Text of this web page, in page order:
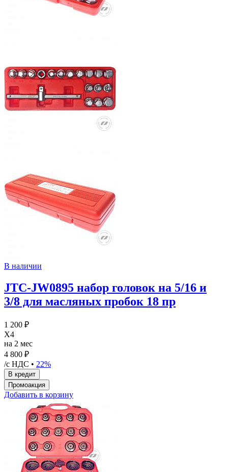
В наличии
JTC-JW0895 набор головок на 5/16 и
3/8 для масляных пробок 18 пр
1 200 ₽
X4
на 2 мес
4 800 ₽
/с НДС • 22%
Добавить в корзину